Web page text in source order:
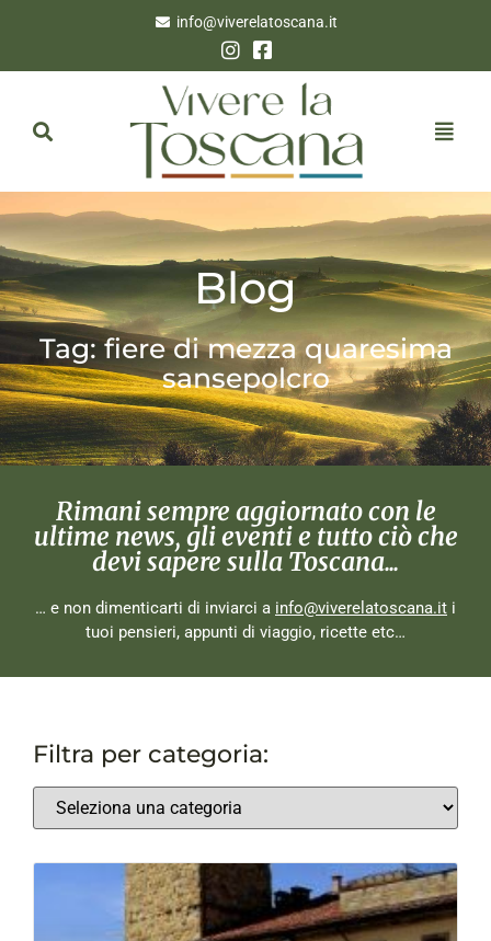
info@viverelatoscana.it
Blog
Tag: fiere di mezza quaresima
sansepolcro
Rimani sempre aggiornato con le
ultime news, gli eventi e tutto ciò che
devi sapere sulla Toscana...
… e non dimenticarti di inviarci a info@viverelatoscana.it i
tuoi pensieri, appunti di viaggio, ricette etc…
Filtra per categoria: